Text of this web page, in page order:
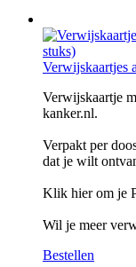
Verwijskaartjes
Verwijskaartje
kanker.nl.
Verpakt per
dat je wilt
Klik hier om je
Wil je meer
Bestellen